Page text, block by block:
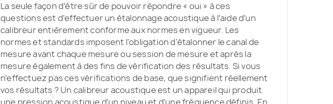
La seule façon d’être sûr de pouvoir répondre « oui » à ces
questions est d’effectuer un étalonnage acoustique à l’aide d’un
calibreur entièrement conforme aux normes en vigueur. Les
normes et standards imposent l'obligation d'étalonner le canal de
mesure avant chaque mesure ou session de mesure et après la
mesure également à des fins de vérification des résultats. Si vous
n’effectuez pas ces vérifications de base, que signifient réellement
vos résultats ? Un calibreur acoustique est un appareil qui produit